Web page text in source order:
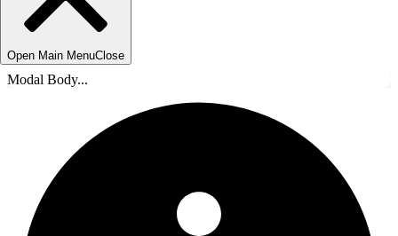
Open Main MenuClose
Modal Body...